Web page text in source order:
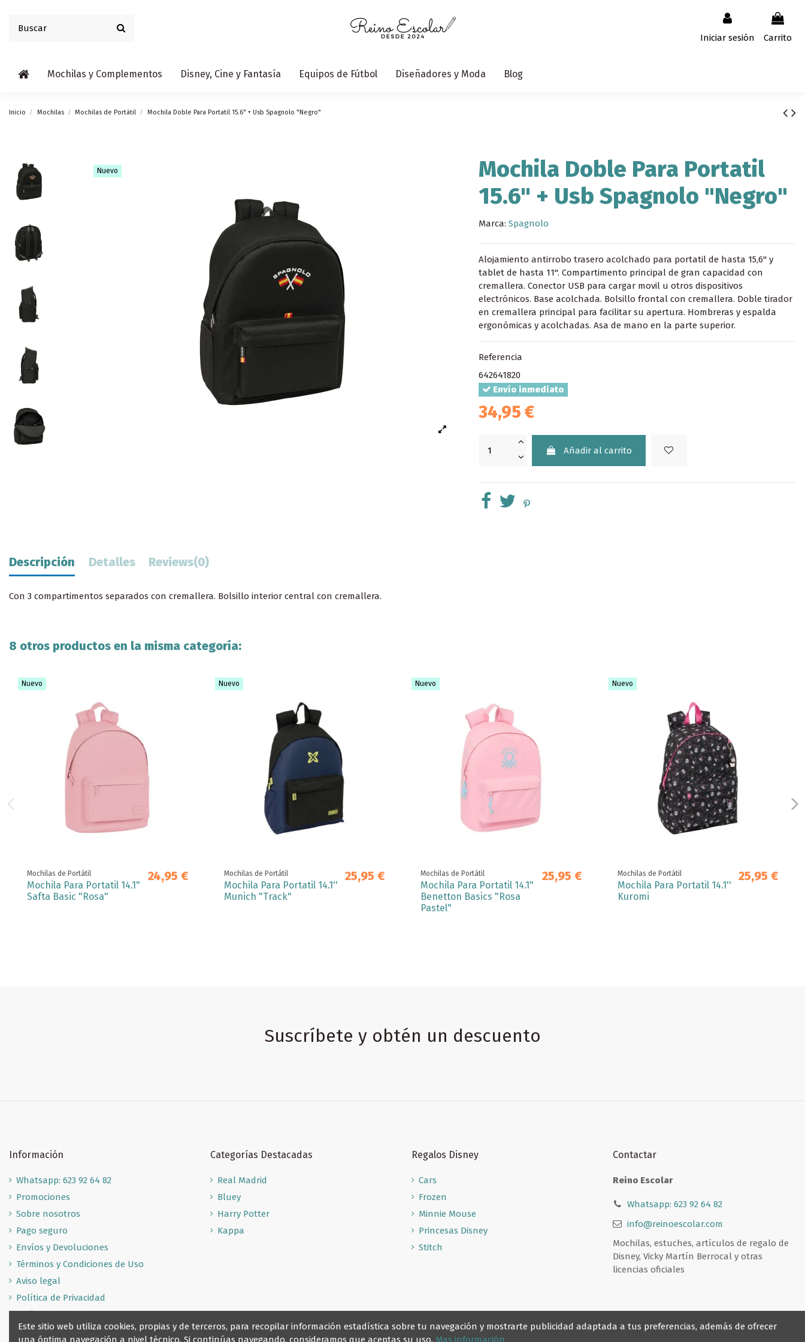
Iniciar sesión Carrito
Mochilas y Complementos Disney, Cine y Fantasía Equipos de Fútbol Diseñadores y Moda Blog
Inicio Mochilas Mochilas de Portátil Mochila Doble Para Portatil 15.6" + Usb Spagnolo "Negro"
Nuevo
Mochila Doble Para Portatil
15.6" + Usb Spagnolo "Negro"
Marca: Spagnolo
Alojamiento antirrobo trasero acolchado para portatil de hasta 15,6'' y
tablet de hasta 11''. Compartimento principal de gran capacidad con
cremallera. Conector USB para cargar movil u otros dispositivos
electrónicos. Base acolchada. Bolsillo frontal con cremallera. Doble tirador
en cremallera principal para facilitar su apertura. Hombreras y espalda
ergonómicas y acolchadas. Asa de mano en la parte superior.
Referencia
642641820
Envío inmediato
34,95 €
Añadir al carrito
Descripción Detalles Reviews(0)
Con 3 compartimentos separados con cremallera. Bolsillo interior central con cremallera.
8 otros productos en la misma categoría:
Nuevo
Mochilas de Portátil
Mochila Para Portatil 14.1"
Safta Basic "Rosa"
24,95 €
Nuevo
Mochilas de Portátil
Mochila Para Portatil 14.1''
Munich "Track"
25,95 €
Nuevo
Mochilas de Portátil
Mochila Para Portatil 14.1"
Benetton Basics "Rosa
Pastel"
25,95 €
Nuevo
Mochilas de Portátil
Mochila Para Portatil 14.1''
Kuromi
25,95 €
Suscríbete y obtén un descuento
Información
Whatsapp: 623 92 64 82
Promociones
Sobre nosotros
Pago seguro
Envíos y Devoluciones
Términos y Condiciones de Uso
Aviso legal
Política de Privacidad
Política de Cookies
Categorías Destacadas
Real Madrid
Bluey
Harry Potter
Kappa
Regalos Disney
Cars
Frozen
Minnie Mouse
Princesas Disney
Stitch
Contactar
Reino Escolar
Whatsapp: 623 92 64 82
info@reinoescolar.com
Mochilas, estuches, artículos de regalo de
Disney, Vicky Martín Berrocal y otras
licencias oficiales
Este sitio web utiliza cookies, propias y de terceros, para recopilar información estadística sobre tu navegación y mostrarte publicidad adaptada a tus preferencias, además de ofrecer
una óptima navegación a nivel técnico. Si continúas navegando, consideramos que aceptas su uso. Mas información